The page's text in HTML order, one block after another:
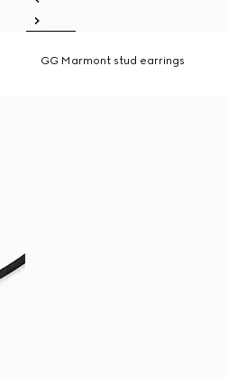
GG Marmont stud earrings